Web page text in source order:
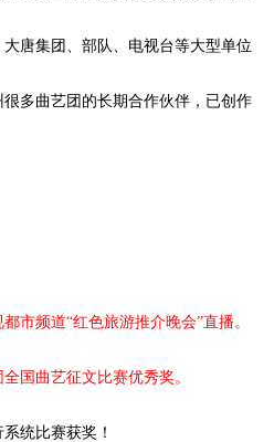
唐集团、部队、电视台等大型单位
多曲艺团的长期合作伙伴，已创作
市频道“红色旅游推介晚会”直播。
国曲艺征文比赛优秀奖。
统比赛获奖！